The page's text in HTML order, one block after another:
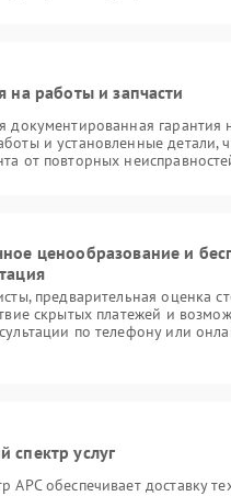
на работы и запчасти
документированная гарантия
и установленные детали,
от повторных
ценообразование и
предварительная оценка
скрытых платежей и
по телефону или
спектр услуг
APC обеспечивает доставку